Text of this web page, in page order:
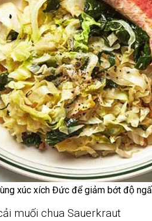
xúc xích Đức để giảm bớt độ
muối chua Sauerkraut